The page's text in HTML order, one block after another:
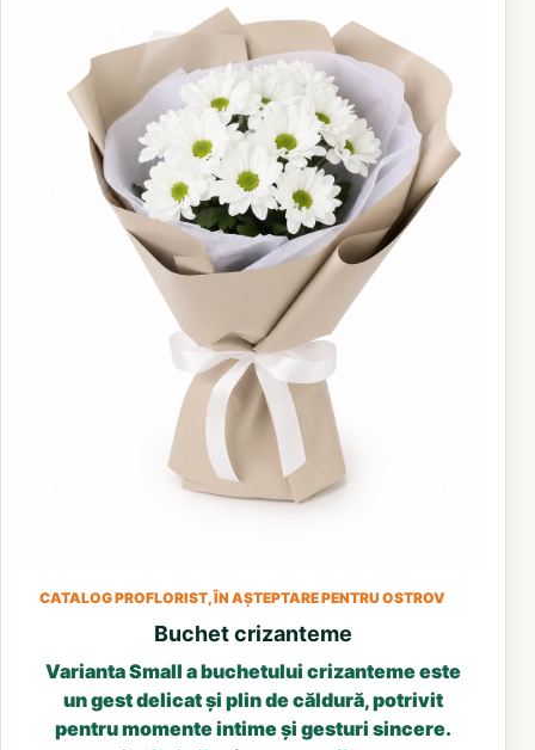
CATALOG PROFLORIST, ÎN AȘTEPTARE PENTRU OSTROV
Buchet crizanteme
Varianta Small a buchetului crizanteme este
un gest delicat și plin de căldură, potrivit
pentru momente intime și gesturi sincere.